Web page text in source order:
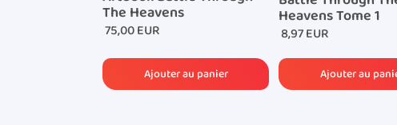
The Heavens
75,00 EUR
Heavens Tome 1
8,97 EUR